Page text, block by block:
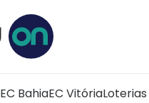
EC BahiaEC VitóriaLoterias